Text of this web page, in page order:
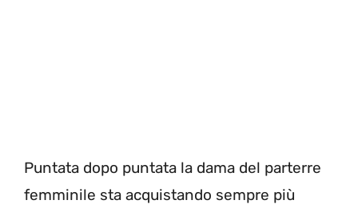
Puntata dopo puntata la dama del parterre
femminile sta acquistando sempre più